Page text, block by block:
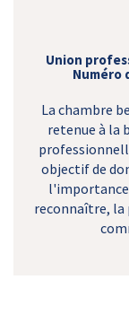
Union
Numéro
La chambre
retenue à la
objectif de
l'importance
reconnaître, la